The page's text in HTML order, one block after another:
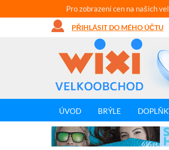
Pro zobrazení cen na našich
PŘIHLÁSIT DO MÉHO ÚČTU
ÚVOD BRÝLE